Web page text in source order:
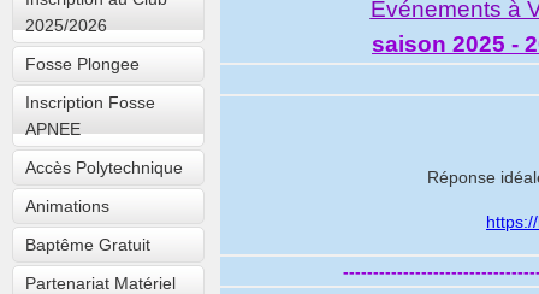
2025/2026
Fosse Plongee
Inscription Fosse
APNEE
Accès Polytechnique
Animations
Baptême Gratuit
Partenariat Matériel
Evénements à
saison 2025 -
Réponse